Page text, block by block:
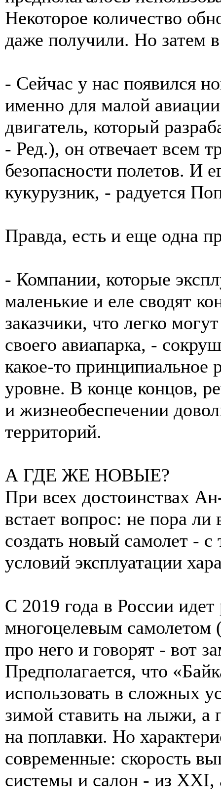
Некоторое количество
даже получили. Но затем
- Сейчас у нас появился
именно для малой
двигатель, который
- Ред.), он отвечает всем
безопасности полетов. И
кукурузник, - радуется
Правда, есть и еще одна
- Компании, которые
маленькие и еле сводят
заказчики, что легко
своего авиапарка, -
какое-то принципиальное
уровне. В конце концов,
и жизнеобеспечении
территорий.
А ГДЕ ЖЕ НОВЫЕ?
При всех достоинствах
встает вопрос: не пора ли
создать новый самолет -
условий эксплуатации
С 2019 года в России
многоцелевым
про него и говорят - вот
Предполагается, что
использовать в сложных
зимой ставить на лыжи, а
на поплавки. Но
современные: скорость
системы и салон - из XXI,